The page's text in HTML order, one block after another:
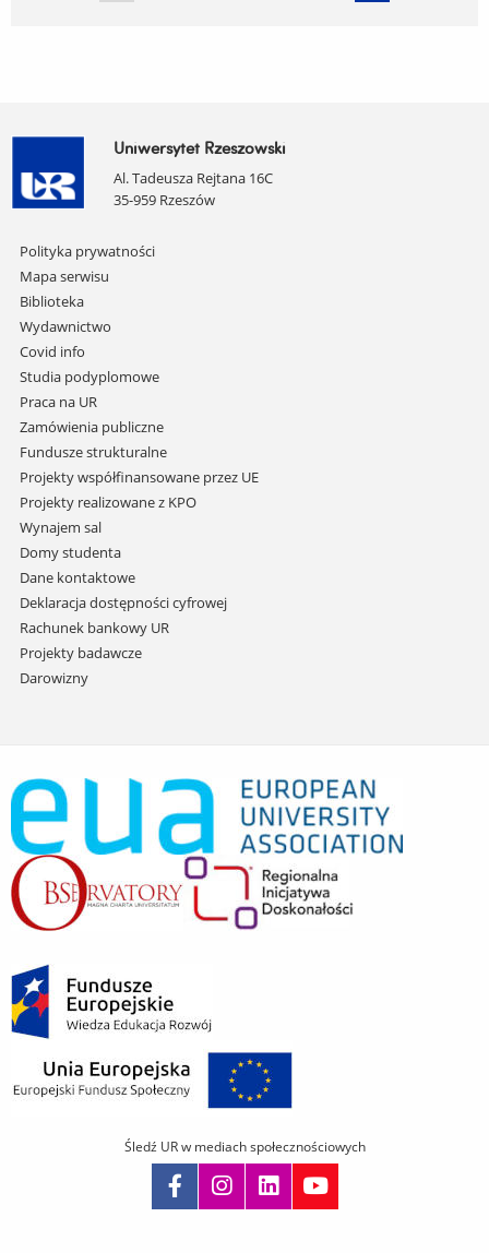
Uniwersytet Rzeszowski
Al. Tadeusza Rejtana 16C
35-959 Rzeszów
Pomiń
nawigację
i
przejdź
do
treści
Polityka prywatności
Mapa serwisu
Biblioteka
Wydawnictwo
Covid info
Studia podyplomowe
Praca na UR
Zamówienia publiczne
Fundusze strukturalne
Projekty współfinansowane przez UE
Projekty realizowane z KPO
Wynajem sal
Domy studenta
Dane kontaktowe
Deklaracja dostępności cyfrowej
Rachunek bankowy UR
Projekty badawcze
Darowizny
Śledź UR w mediach społecznościowych